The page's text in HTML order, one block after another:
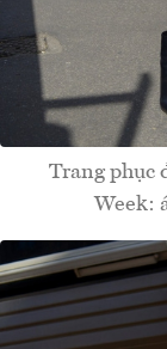
Trang phục
Week: